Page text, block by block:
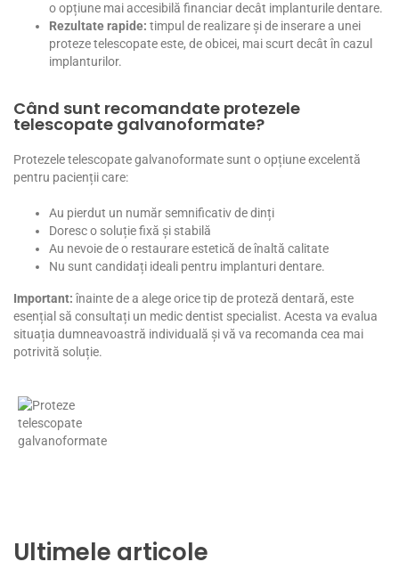
o opțiune mai accesibilă financiar decât implanturile dentare.
Rezultate rapide: timpul de realizare și de inserare a unei
proteze telescopate este, de obicei, mai scurt decât în cazul
implanturilor.
Când sunt recomandate protezele
telescopate galvanoformate?
Protezele telescopate galvanoformate sunt o opțiune excelentă
pentru pacienții care:
Au pierdut un număr semnificativ de dinți
Doresc o soluție fixă și stabilă
Au nevoie de o restaurare estetică de înaltă calitate
Nu sunt candidați ideali pentru implanturi dentare.
Important: înainte de a alege orice tip de proteză dentară, este
esențial să consultați un medic dentist specialist. Acesta va evalua
situația dumneavoastră individuală și vă va recomanda cea mai
potrivită soluție.
Ultimele articole